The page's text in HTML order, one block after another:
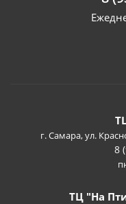
г. Самара, ул.
8
ТЦ "На